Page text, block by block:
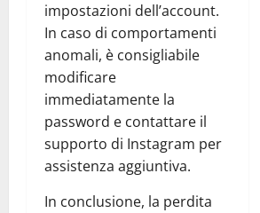
impostazioni dell’account.
In caso di comportamenti
anomali, è consigliabile
modificare
immediatamente la
password e contattare il
supporto di Instagram per
assistenza aggiuntiva.
In conclusione, la perdita